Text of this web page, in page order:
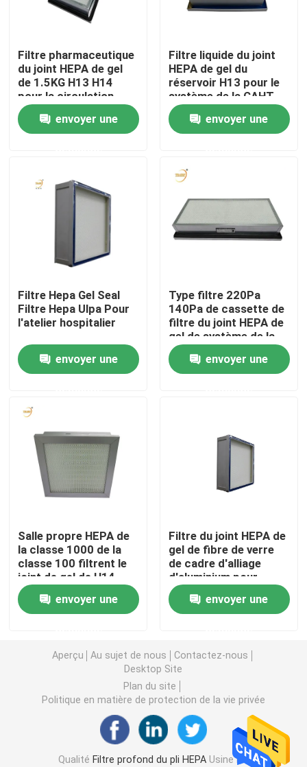
Maison
Produits
Au sujet de nous
Visite d'usine
Demandez une citation
Filtre profond du pli HEPA
Pré filtre à air
Unité de FFU
Filtre à air de cabine de peinture
Filtre à air de sac
Filtre à air de HEPA
Filtre du joint HEPA de gel
Filtre à hautes températures de HEPA
Filtre de banque de V
Filtre pharmaceutique
du joint HEPA de gel
de 1.5KG H13 H14
pour la circulation
d'air laminaire
envoyer une
Filtre liquide du joint
HEPA de gel du
réservoir H13 pour le
système de la CAHT
de salle propre
envoyer une
Filtre Hepa Gel Seal
Filtre Hepa Ulpa Pour
l'atelier hospitalier
envoyer une
Type filtre 220Pa
140Pa de cassette de
filtre du joint HEPA de
gel de système de la
CAHT
envoyer une
Salle propre HEPA de
la classe 1000 de la
classe 100 filtrent le
joint de gel de H14
H13 que HEPA filtrent
5 micronsenvoyer une
Filtre du joint HEPA de
gel de fibre de verre
de cadre d'alliage
d'aluminium pour
l'hôpital
envoyer une
Aperçu Au sujet de nous
Contactez-nous
Desktop Site
Plan du site
Politique en matière de protection de la vie privée
Qualité Filtre profond du pli HEPA Usine De